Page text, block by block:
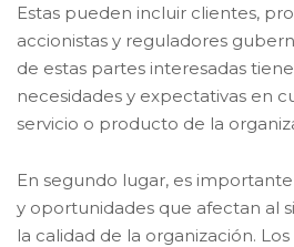
Estas pueden incluir clientes,
accionistas y reguladores
de estas partes interesadas
necesidades y expectativas en
servicio o producto de la
En segundo lugar, es
y oportunidades que afectan al
la calidad de la organización.